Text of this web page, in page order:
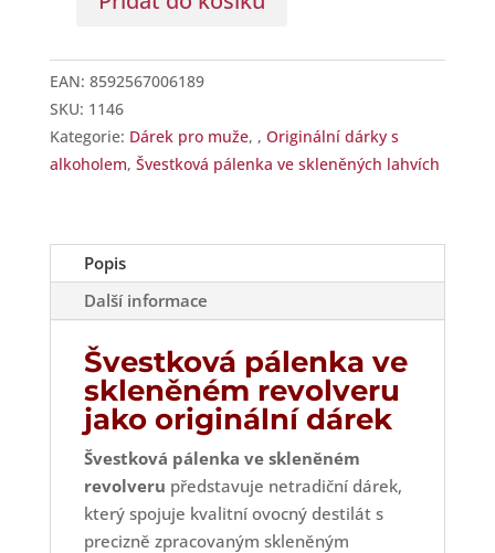
Švestková
ve
množství
EAN: 8592567006189
SKU: 1146
Kategorie: Dárek pro muže, , Originální dárky s
alkoholem, Švestková pálenka ve skleněných lahvích
Popis
Další informace
Švestková pálenka ve
skleněném revolveru
jako originální dárek
Švestková pálenka ve skleněném
revolveru představuje netradiční dárek,
který spojuje kvalitní ovocný destilát s
precizně zpracovaným skleněným